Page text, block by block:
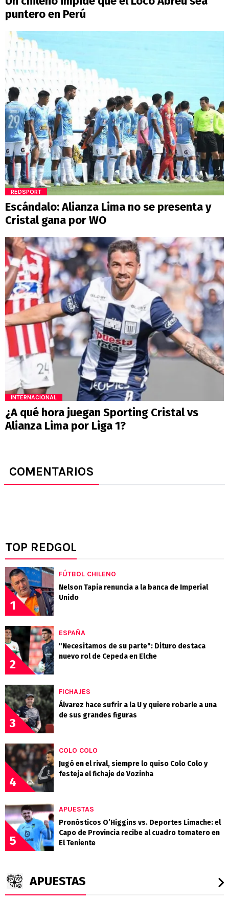
puntero en Perú
REDSPORT
Escándalo: Alianza Lima no se presenta y
Cristal gana por WO
INTERNACIONAL
¿A qué hora juegan Sporting Cristal vs
Alianza Lima por Liga 1?
COMENTARIOS
TOP REDGOL
1
FÚTBOL CHILENO
Nelson Tapia renuncia a la banca de Imperial
Unido
2
ESPAÑA
"Necesitamos de su parte": Dituro destaca
nuevo rol de Cepeda en Elche
3
FICHAJES
Álvarez hace sufrir a la U y quiere robarle a una
de sus grandes figuras
4
COLO COLO
Jugó en el rival, siempre lo quiso Colo Colo y
festeja el fichaje de Vozinha
5
APUESTAS
Pronósticos O’Higgins vs. Deportes Limache: el
Capo de Provincia recibe al cuadro tomatero en
El Teniente
APUESTAS